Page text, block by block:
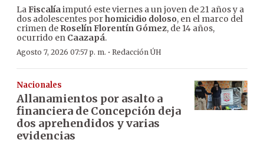
La Fiscalíaimputó este viernes a un joven de 21 años y a
dos adolescentes porhomicidio doloso, en el marco del
crimen de Roselín Florentín Gómez, de 14 años,
ocurrido en Caazapá.
Agosto 7, 2026 07:57 p. m. · Redacción ÚH
Nacionales
Allanamientos por asalto a
financiera de Concepción deja
dos aprehendidos y varias
evidencias